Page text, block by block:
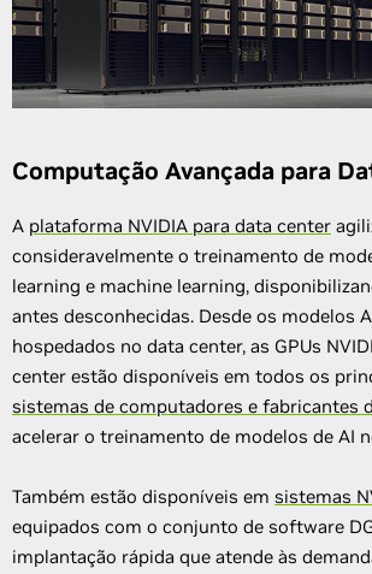
Computação Avançada para
A plataforma NVIDIA para data center
consideravelmente o treinamento de
learning e machine learning,
antes desconhecidas. Desde os modelos
hospedados no data center, as GPUs
center estão disponíveis em todos os
sistemas de computadores e fabricantes
acelerar o treinamento de modelos de AI
Também estão disponíveis em sistemas
equipados com o conjunto de software
implantação rápida que atende às